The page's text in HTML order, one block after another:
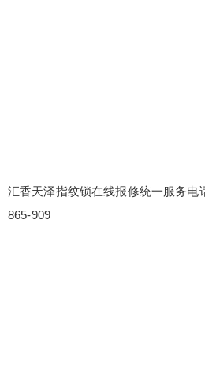
汇香天泽指纹锁在线报修统一服务电
865-909